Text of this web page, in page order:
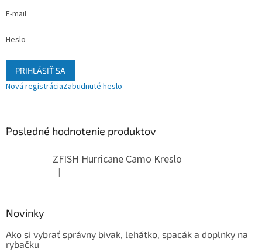
E-mail
Heslo
PRIHLÁSIŤ SA
Nová registráciaZabudnuté heslo
Posledné hodnotenie produktov
ZFISH Hurricane Camo Kreslo
Hodnotenie produktu je 5 z 5 hviezdičiek.
|
Novinky
Ako si vybrať správny bivak, lehátko, spacák a doplnky na
rybačku